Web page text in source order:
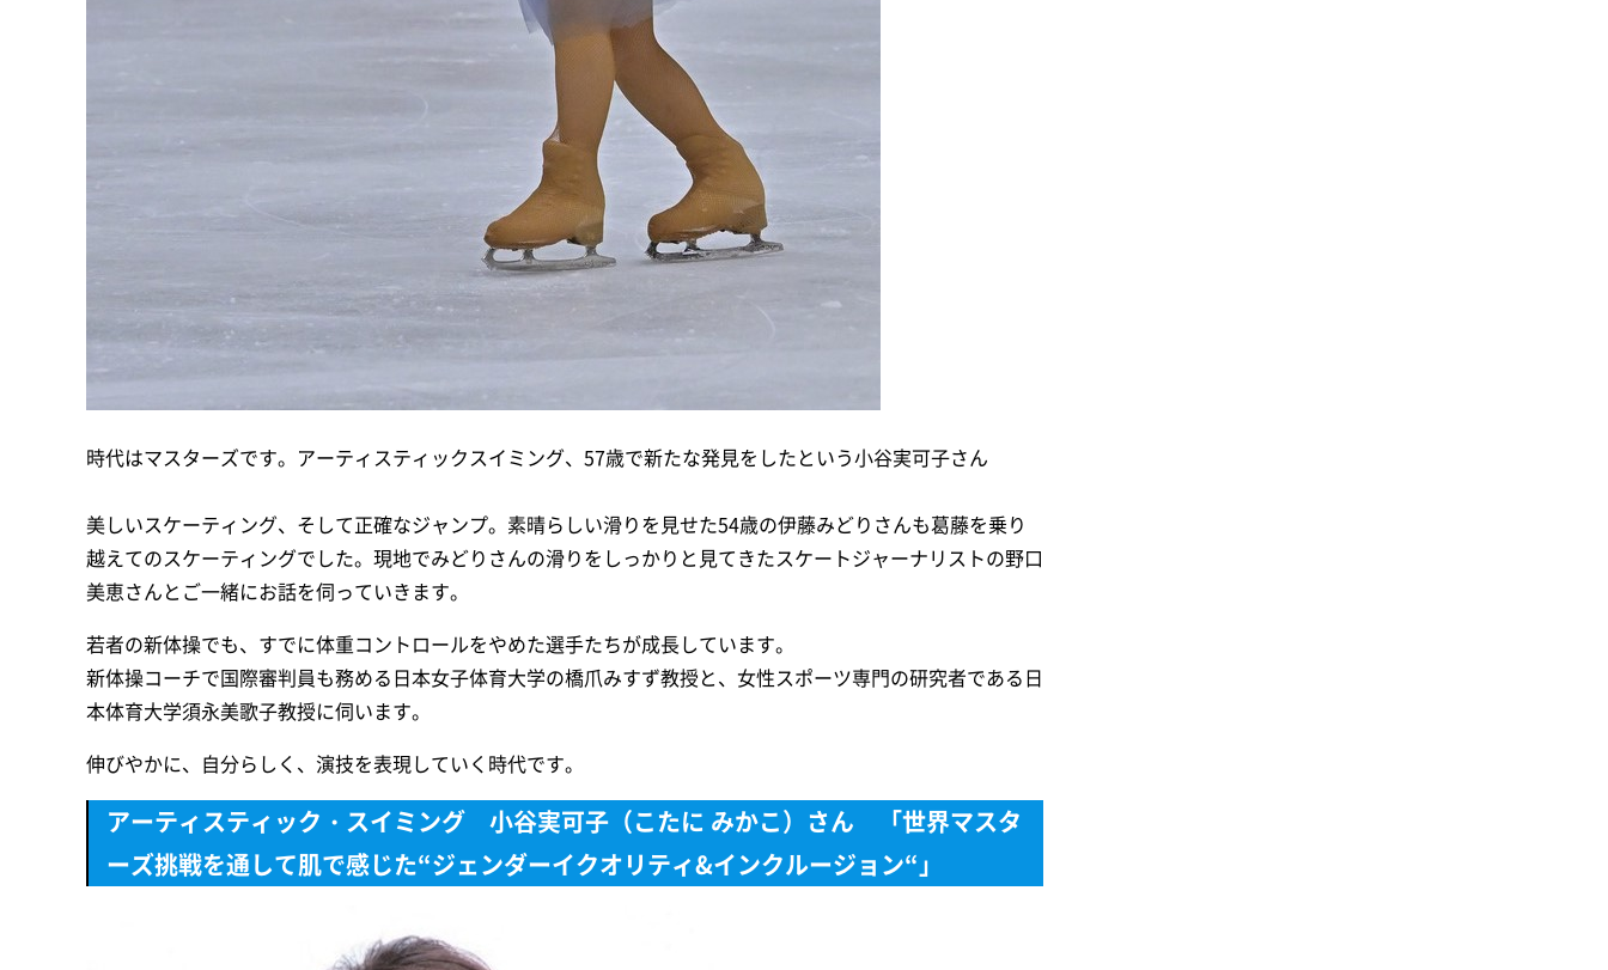
時代はマスターズです。アーティスティックスイミング、57歳で新たな発見をしたという小谷実可子さん
美しいスケーティング、そして正確なジャンプ。素晴らしい滑りを見せた54歳の伊藤みどりさんも葛藤を乗り
越えてのスケーティングでした。現地でみどりさんの滑りをしっかりと見てきたスケートジャーナリストの野口
美恵さんとご一緒にお話を伺っていきます。
若者の新体操でも、すでに体重コントロールをやめた選手たちが成長しています。
新体操コーチで国際審判員も務める日本女子体育大学の橋爪みすず教授と、女性スポーツ専門の研究者である日
本体育大学須永美歌子教授に伺います。
伸びやかに、自分らしく、演技を表現していく時代です。
アーティスティック・スイミング 小谷実可子（こたに みかこ）さん 「世界マスタ
ーズ挑戦を通して肌で感じた“ジェンダーイクオリティ&インクルージョン“」